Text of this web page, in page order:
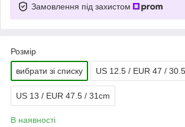
Замовлення під захистом
Розмір
вибрати зі списку US 12.5 / EUR 47 /
US 13 / EUR 47.5 / 31cm
В наявності